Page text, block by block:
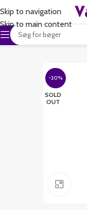
Skip to navigation
Skip to main content
-20%
SOLD
OUT